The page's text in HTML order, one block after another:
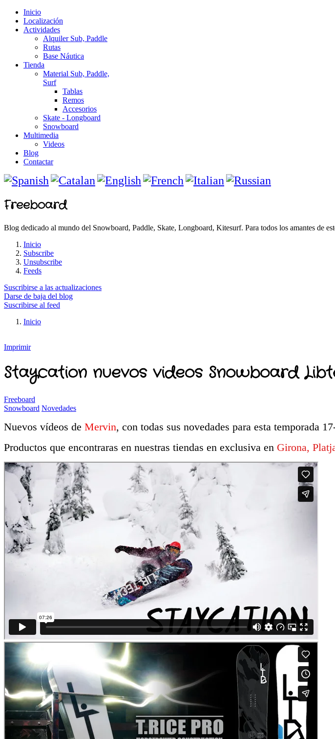
Inicio
Localización
Actividades
Alquiler Sub, Paddle
Rutas
Base Náutica
Tienda
Material Sub, Paddle,
Surf
Tablas
Remos
Accesorios
Skate - Longboard
Snowboard
Multimedia
Videos
Blog
Contactar
Freeboard
Blog dedicado al mundo del Snowboard, Paddle, Skate, Longboard, Kitesurf. Para todos los amantes de
Inicio
Subscribe
Unsubscribe
Feeds
Suscribirse a las actualizaciones
Darse de baja del blog
Suscribirse al feed
Inicio
Imprimir
Staycation nuevos videos Snowboard
Freeboard
Snowboard Novedades
Nuevos vídeos de Mervin, con todas sus novedades para esta temporada
Productos que encontraras en nuestras tiendas en exclusiva en Girona,